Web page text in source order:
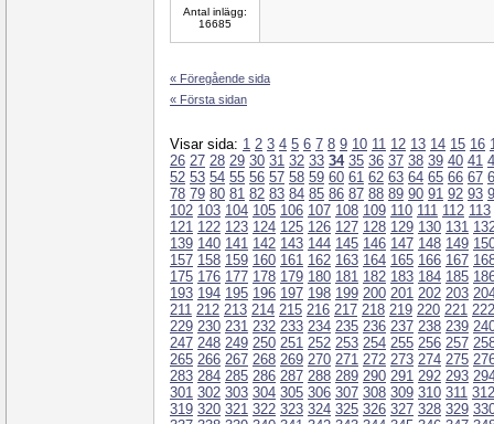
Antal inlägg:
16685
« Föregående sida
« Första sidan
Visar sida: 1 2 3 4 5 6 7 8 9 10 11 12 13 14 15 16
26 27 28 29 30 31 32 33 34 35 36 37 38 39 40 41
52 53 54 55 56 57 58 59 60 61 62 63 64 65 66 67
78 79 80 81 82 83 84 85 86 87 88 89 90 91 92 93
102 103 104 105 106 107 108 109 110 111 112 113
121 122 123 124 125 126 127 128 129 130 131
139 140 141 142 143 144 145 146 147 148 149
157 158 159 160 161 162 163 164 165 166 167
175 176 177 178 179 180 181 182 183 184 185
193 194 195 196 197 198 199 200 201 202 203
211 212 213 214 215 216 217 218 219 220 221 222
229 230 231 232 233 234 235 236 237 238 239
247 248 249 250 251 252 253 254 255 256 257
265 266 267 268 269 270 271 272 273 274 275
283 284 285 286 287 288 289 290 291 292 293
301 302 303 304 305 306 307 308 309 310 311 312
319 320 321 322 323 324 325 326 327 328 329